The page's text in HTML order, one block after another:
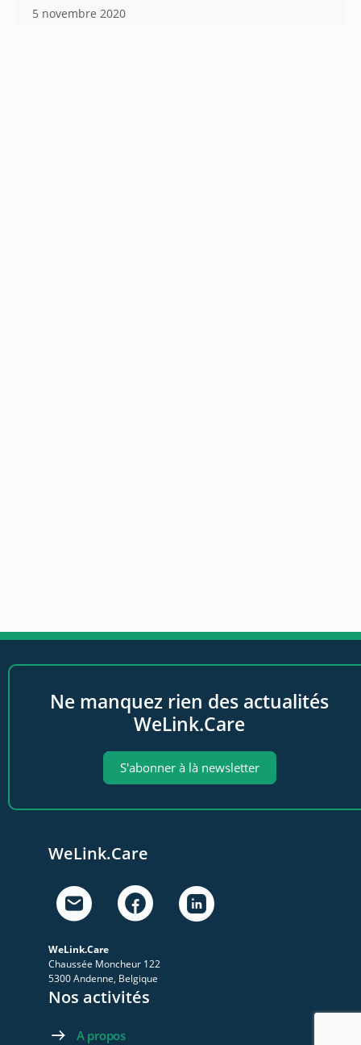
5 novembre 2020
Ne manquez rien des actualités
WeLink.Care
S'abonner à là newsletter
WeLink.Care
WeLink.Care
Chaussée Moncheur 122
5300 Andenne, Belgique
Nos activités
A propos